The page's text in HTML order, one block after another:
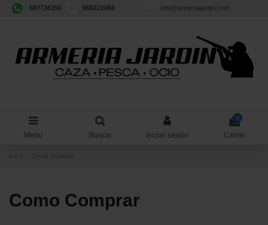
687736356 988222084 info@armeriajardin.com
Menu Buscar Iniciar sesión
0
Carrito
Como Comprar